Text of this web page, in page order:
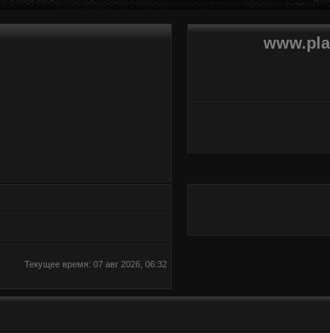
Текущее время: 07 авг 2026, 06:32